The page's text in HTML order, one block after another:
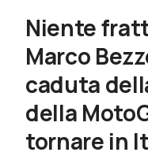
Niente
Marco
caduta
della
tornare in